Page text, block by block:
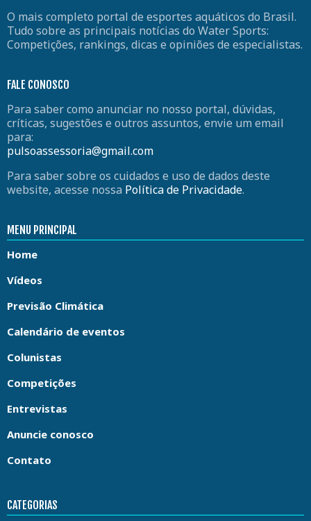
O mais completo portal de esportes aquáticos do Brasil.
Tudo sobre as principais notícias do Water Sports:
Competições, rankings, dicas e opiniões de especialistas.
FALE CONOSCO
Para saber como anunciar no nosso portal, dúvidas,
críticas, sugestões e outros assuntos, envie um email
para:
pulsoassessoria@gmail.com
Para saber sobre os cuidados e uso de dados deste
website, acesse nossa Política de Privacidade.
MENU PRINCIPAL
Home
Vídeos
Previsão Climática
Calendário de eventos
Colunistas
Competições
Entrevistas
Anuncie conosco
Contato
CATEGORIAS